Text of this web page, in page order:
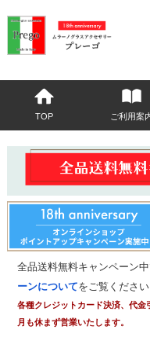
TOP ご利用案
全品送料無料キャンペーン
ーンについてをご覧ください
各種クレジットカード決済、代
月も休まず営業いたします。